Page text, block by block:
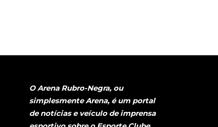
O Arena Rubro-Negra, ou
simplesmente Arena, é um portal
de notícias e veículo de imprensa